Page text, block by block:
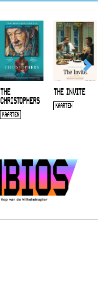
THE
CHRISTOPHERS
KAARTEN
THE INVITE
KAARTEN